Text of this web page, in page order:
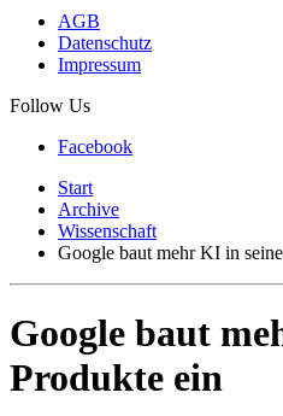
AGB
Datenschutz
Impressum
Follow Us
Facebook
Start
Archive
Wissenschaft
Google baut mehr KI in
Google baut
Produkte ein